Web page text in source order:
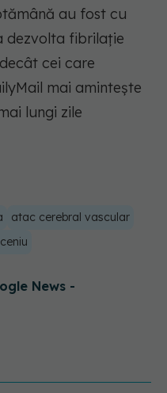
au fost cu
dezvolta fibrilație
cei care
mai amintește
lungi zile
atac cerebral vascular
News -